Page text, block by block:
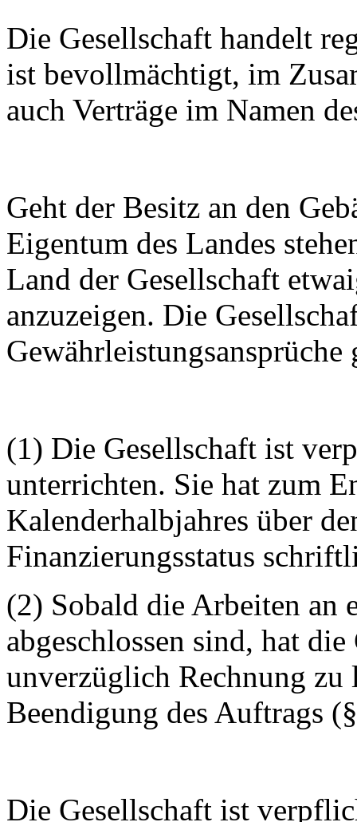
Die Gesellschaft handelt
ist bevollmächtigt, im
auch Verträge im Namen
Geht der Besitz an den
Eigentum des Landes
Land der Gesellschaft
anzuzeigen. Die
Gewährleistungsansprüche
(1) Die Gesellschaft ist
unterrichten. Sie hat zum
Kalenderhalbjahres über
Finanzierungsstatus
(2) Sobald die Arbeiten an
abgeschlossen sind, hat
unverzüglich Rechnung zu
Beendigung des Auftrags
Die Gesellschaft ist